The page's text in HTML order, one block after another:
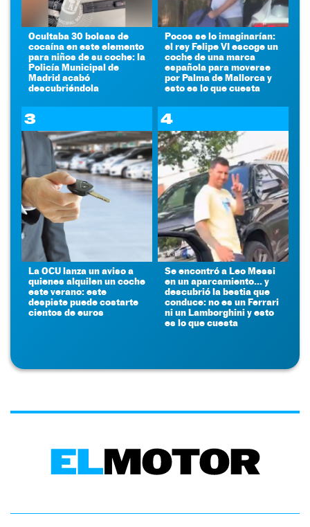
Ocultaba 30 bolsas de
cocaína en este elemento
para niños de su coche: la
Policía Municipal de
Madrid acabó
descubriéndola
Pocos se lo imaginarían:
el rey Felipe VI escoge un
coche de una marca
española para moverse
por Palma de Mallorca y
esto es lo que cuesta
3
La OCU lanza un aviso a
quienes alquilen un coche
este verano: este
despiste puede costarte
cientos de euros
4
Se encontró a Leo Messi
en un aparcamiento... y
descubrió la bestia que
conduce: no es un Ferrari
ni un Lamborghini y esto
es lo que cuesta